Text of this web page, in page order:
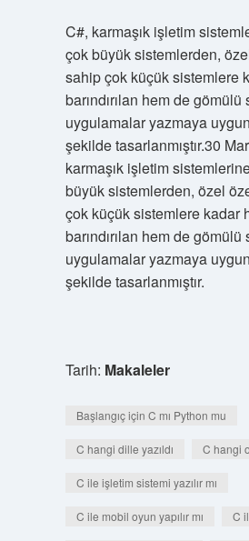
C#, karmaşık işletim
çok büyük sistemlerden,
sahip çok küçük sistemlere
barındırılan hem de
uygulamalar yazmaya
şekilde tasarlanmıştır.30
karmaşık işletim
büyük sistemlerden, özel
çok küçük sistemlere kadar
barındırılan hem de
uygulamalar yazmaya
şekilde tasarlanmıştır.
Tarih: Makaleler
Başlangıç için C mı Python mu
C hangi dille yazıldı C hangi
C ile işletim sistemi yazılır mı
C ile mobil oyun yapılır mı C